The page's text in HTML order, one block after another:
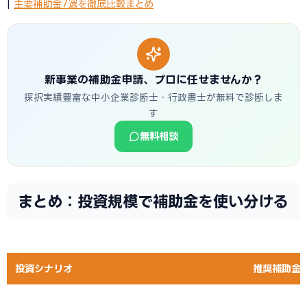
主要補助金7選を徹底比較まとめ
新事業の補助金申請、プロに任せませんか？
採択実績豊富な中小企業診断士・行政書士が無料で診断しま
す
無料相談
まとめ：投資規模で補助金を使い分ける
投資シナリオ 推奨補助金